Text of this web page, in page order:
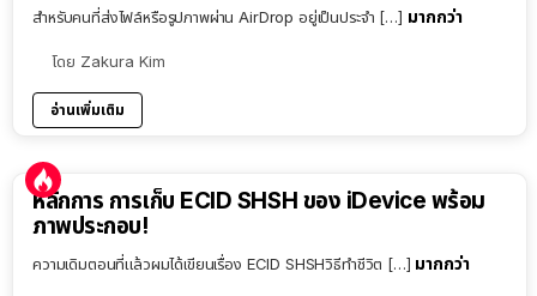
สำหรับคนที่ส่งไฟล์หรือรูปภาพผ่าน AirDrop อยู่เป็นประจำ […] มากกว่า
โดย Zakura Kim
อ่านเพิ่มเติม
หลักการ การเก็บ ECID SHSH ของ iDevice พร้อม
ภาพประกอบ!
ความเดิมตอนที่แล้วผมได้เขียนเรื่อง ECID SHSHวิธีทำชีวิต […] มากกว่า